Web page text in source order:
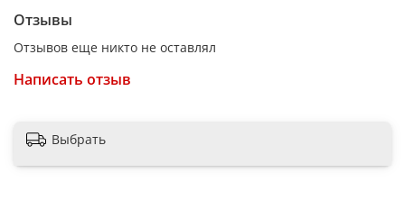
Выбор скорости отжима - Есть
Двигатель - Инверторный мотор Inverter PowerDrive
Объем барабана - 46 л
белья TotalWeight;Самодиагностика;Самоочистка SterilTub
Защитная блокировка дверцы - Есть
Отзывы
Отзывов еще никто не оставлял
Написать отзыв
Выбрать